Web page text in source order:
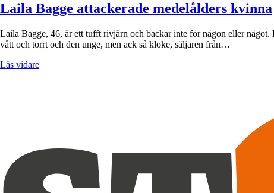
Laila Bagge attackerade medelålders kvinna
Laila Bagge, 46, är ett tufft rivjärn och backar inte för någon eller
vått och torrt och den unge, men ack så kloke, säljaren från…
Läs vidare